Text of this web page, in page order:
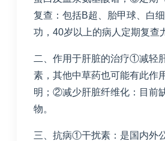
复查：包括B超、胎甲球、白
功，40岁以上的病人定期复查
二、作用于肝脏的治疗①减轻
素，其他中草药也可能有此作
明；②减少肝脏纤维化：目前
物。
三、抗病①干扰素：是国内外